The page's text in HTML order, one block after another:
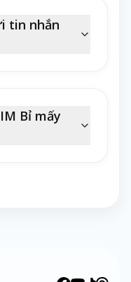
tin nhắn
Bỉ mấy